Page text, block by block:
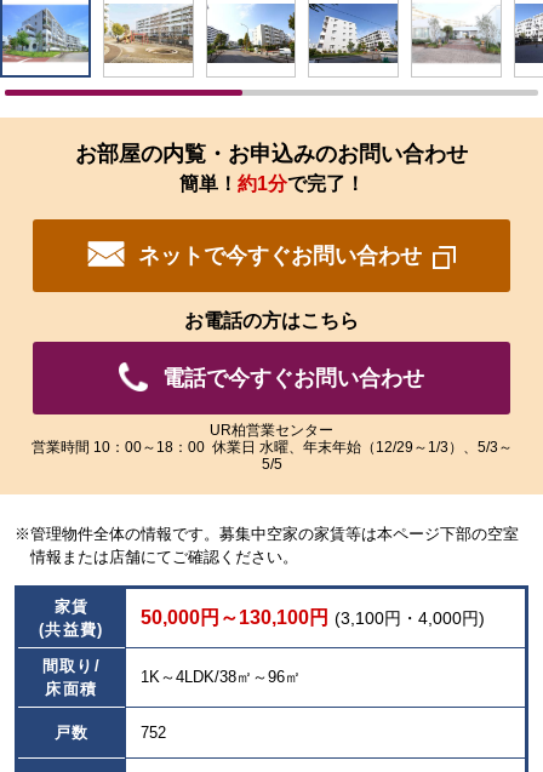
像
を
ク
リ
す
拡
大
さ
い
だ
ま
す。
像
を
ク
リ
拡
い
だ
ま
お部屋の内覧・お申込みのお問い合わせ
簡単！ 約1分で完了！
ネットで今すぐお問い合わせ
お電話の方はこちら
電話で今すぐお問い合わせ
UR柏営業センター
営業時間 10：00～18：00 休業日 水曜、年末年始（12/29～1/3）、5/3～
5/5
※管理物件全体の情報です。募集中空家の家賃等は本ページ下部の空室
情報または店舗にてご確認ください。
家賃
(共益費)
50,000円～130,100円 (3,100円・4,000円)
間取り/
床面積
1K～4LDK/38㎡～96㎡
戸数 752